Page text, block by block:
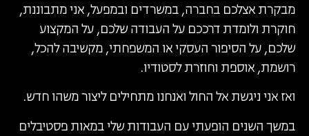
מבקרת אצלכם בחברה, במשרדים ובמפעל, אני מתבוננת,
חוקרת ולומדת דרככם על העבודה שלכם, על המקצוע
שלכם, על הסיפור העסקי או המשפחתי, מקשיבה להכל,
רושמת, אוספת וחוזרת לסטודיו.
ואז אני ניגשת אל החול ואנחנו מתחילים ליצור משהו חדש.
במשך השנים הופעתי עם העבודות שלי במאות פסטיבלים